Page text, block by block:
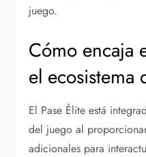
juego.
Cómo encaja
el ecosistema
El Pase Élite está
del juego al
adicionales para